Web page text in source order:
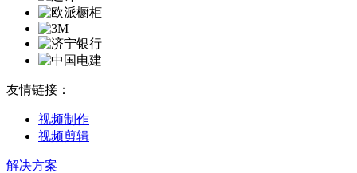
友情链接：
视频制作
视频剪辑
解决方案